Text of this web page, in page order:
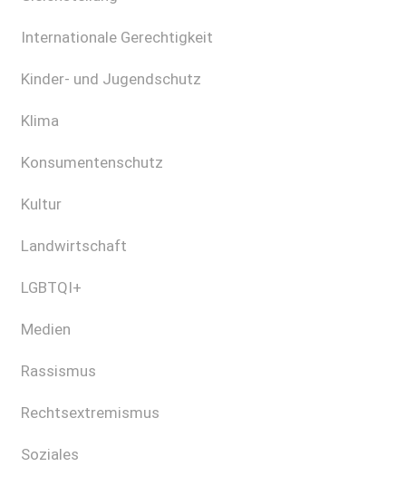
Internationale Gerechtigkeit
Kinder- und Jugendschutz
Klima
Konsumentenschutz
Kultur
Landwirtschaft
LGBTQI+
Medien
Rassismus
Rechtsextremismus
Soziales